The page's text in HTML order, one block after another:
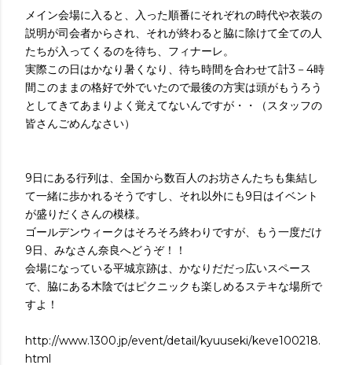
メイン会場に入ると、入った順番にそれぞれの時代や衣装の
説明が司会者からされ、それが終わると脇に除けて全ての人
たちが入ってくるのを待ち、フィナーレ。
実際この日はかなり暑くなり、待ち時間を合わせて計3－4時
間このままの格好で外でいたので最後の方実は頭がもうろう
としてきてあまりよく覚えてないんですが・・（スタッフの
皆さんごめんなさい）
9日にある行列は、全国から数百人のお坊さんたちも集結し
て一緒に歩かれるそうですし、それ以外にも9日はイベント
が盛りだくさんの模様。
ゴールデンウィークはそろそろ終わりですが、もう一度だけ
9日、みなさん奈良へどうぞ！！
会場になっている平城京跡は、かなりだだっ広いスペース
で、脇にある木陰ではピクニックも楽しめるステキな場所で
すよ！
http://www.1300.jp/event/detail/kyuuseki/keve100218.
html